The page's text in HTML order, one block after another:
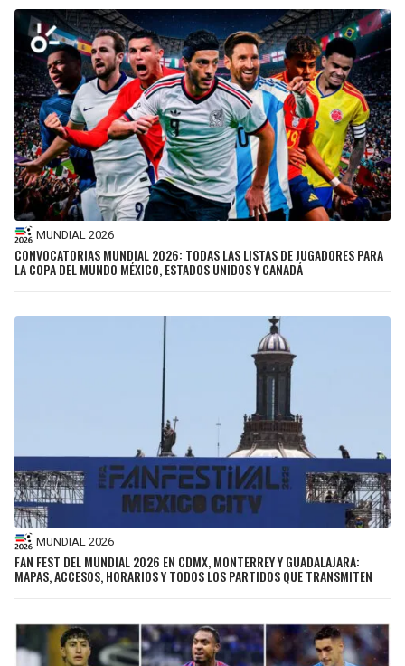
MUNDIAL 2026
CONVOCATORIAS MUNDIAL 2026: TODAS LAS LISTAS DE JUGADORES PARA
LA COPA DEL MUNDO MÉXICO, ESTADOS UNIDOS Y CANADÁ
MUNDIAL 2026
FAN FEST DEL MUNDIAL 2026 EN CDMX, MONTERREY Y GUADALAJARA:
MAPAS, ACCESOS, HORARIOS Y TODOS LOS PARTIDOS QUE TRANSMITEN